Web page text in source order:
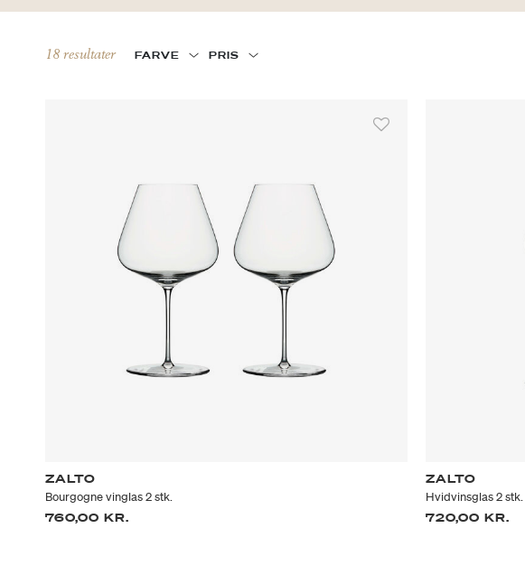
18 resultater FARVE PRIS
ZALTO
Bourgogne vinglas 2 stk.
760,00 KR.
ZALTO
Hvidvinsglas 2 stk.
720,00 KR.